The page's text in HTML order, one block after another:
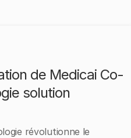
de Medicai Co-
solution
révolutionne le